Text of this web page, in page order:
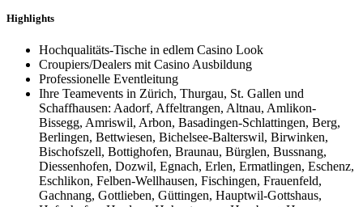
Highlights
Hochqualitäts-Tische in edlem Casino Look
Croupiers/Dealers mit Casino Ausbildung
Professionelle Eventleitung
Ihre Teamevents in Zürich, Thurgau, St. Gallen und
Schaffhausen: Aadorf, Affeltrangen, Altnau, Amlikon-
Bissegg, Amriswil, Arbon, Basadingen-Schlattingen, Berg,
Berlingen, Bettwiesen, Bichelsee-Balterswil, Birwinken,
Bischofszell, Bottighofen, Braunau, Bürglen, Bussnang,
Diessenhofen, Dozwil, Egnach, Erlen, Ermatlingen, Eschenz,
Eschlikon, Felben-Wellhausen, Fischingen, Frauenfeld,
Gachnang, Gottlieben, Güttingen, Hauptwil-Gottshaus,